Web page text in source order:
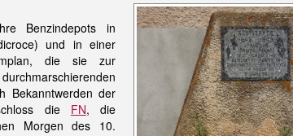
Benzindepots in
und in einer
die sie zur
Bekanntwerden der
die FN, die
Morgen des 10.